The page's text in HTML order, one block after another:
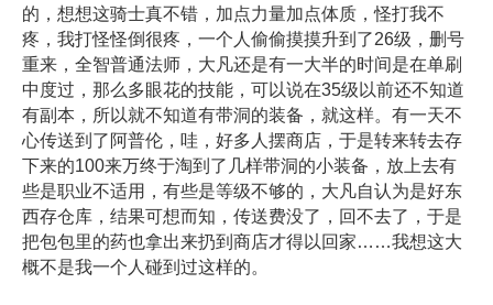
的，想想这骑士真不错，加点力量加点体质，怪打我不
疼，我打怪怪倒很疼，一个人偷偷摸摸升到了26级，删号
重来，全智普通法师，大凡还是有一大半的时间是在单刷
中度过，那么多眼花的技能，可以说在35级以前还不知道
有副本，所以就不知道有带洞的装备，就这样。有一天不
心传送到了阿普伦，哇，好多人摆商店，于是转来转去存
下来的100来万终于淘到了几样带洞的小装备，放上去有
些是职业不适用，有些是等级不够的，大凡自认为是好东
西存仓库，结果可想而知，传送费没了，回不去了，于是
把包包里的药也拿出来扔到商店才得以回家……我想这大
概不是我一个人碰到过这样的。